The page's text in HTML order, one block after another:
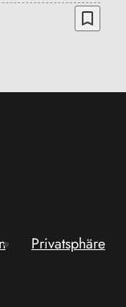
bookmark_border
Privatsphäre